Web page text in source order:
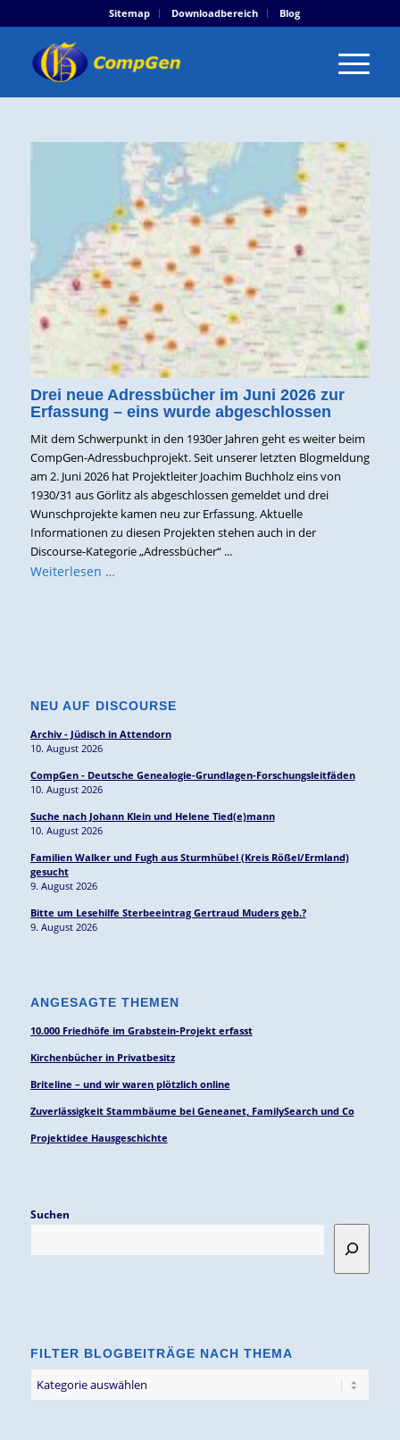
Sitemap Downloadbereich Blog
Drei neue Adressbücher im Juni 2026 zur
Erfassung – eins wurde abgeschlossen
Mit dem Schwerpunkt in den 1930er Jahren geht es weiter beim
CompGen-Adressbuchprojekt. Seit unserer letzten Blogmeldung
am 2. Juni 2026 hat Projektleiter Joachim Buchholz eins von
1930/31 aus Görlitz als abgeschlossen gemeldet und drei
Wunschprojekte kamen neu zur Erfassung. Aktuelle
Informationen zu diesen Projekten stehen auch in der
Discourse-Kategorie „Adressbücher“ ...
Weiterlesen …
NEU AUF DISCOURSE
Archiv - Jüdisch in Attendorn
10. August 2026
CompGen - Deutsche Genealogie-Grundlagen-Forschungsleitfäden
10. August 2026
Suche nach Johann Klein und Helene Tied(e)mann
10. August 2026
Familien Walker und Fugh aus Sturmhübel (Kreis Rößel/Ermland)
gesucht
9. August 2026
Bitte um Lesehilfe Sterbeeintrag Gertraud Muders geb.?
9. August 2026
ANGESAGTE THEMEN
10.000 Friedhöfe im Grabstein-Projekt erfasst
Kirchenbücher in Privatbesitz
Briteline – und wir waren plötzlich online
Zuverlässigkeit Stammbäume bei Geneanet, FamilySearch und Co
Projektidee Hausgeschichte
Suchen
FILTER BLOGBEITRÄGE NACH THEMA
Blogbeiträge